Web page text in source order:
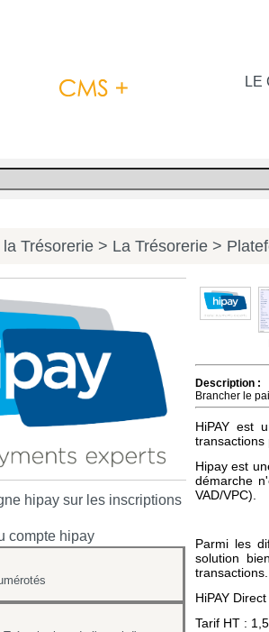
LE
Trésorerie > La Trésorerie >
hipay sur les inscriptions
compte hipay
Description :
Brancher le
HiPAY est
transactions
Hipay est
démarche
VAD/VPC).
Parmi les
solution
transactions.
HiPAY
Tarif HT :